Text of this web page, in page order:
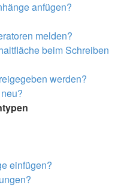
anfügen?
melden?
beim Schreiben
werden?
einfügen?